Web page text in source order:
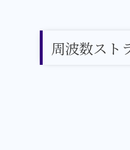
周波数スト